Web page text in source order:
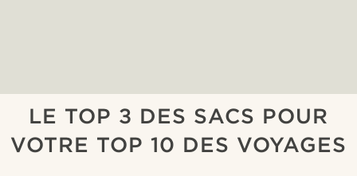
LE TOP 3 DES SACS POUR
VOTRE TOP 10 DES VOYAGES